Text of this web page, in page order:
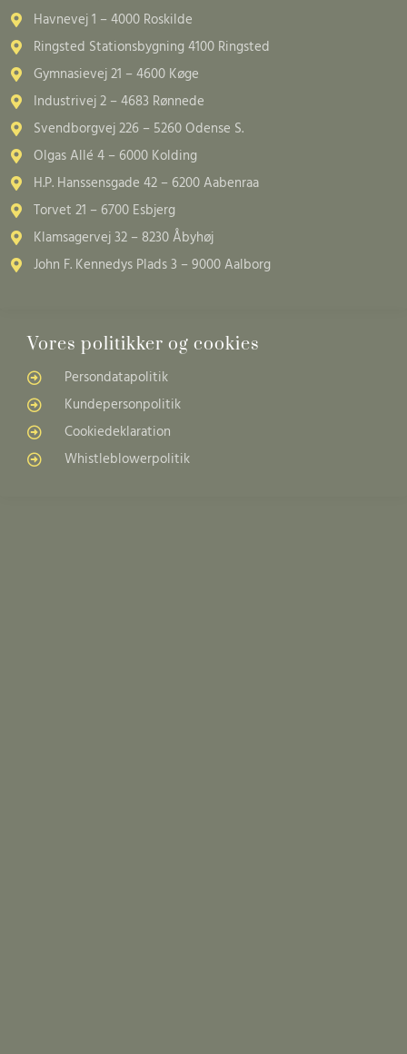
Havnevej 1 – 4000 Roskilde
Ringsted Stationsbygning 4100 Ringsted
Gymnasievej 21 – 4600 Køge
Industrivej 2 – 4683 Rønnede
Svendborgvej 226 – 5260 Odense S.
Olgas Allé 4 – 6000 Kolding
H.P. Hanssensgade 42 – 6200 Aabenraa
Torvet 21 – 6700 Esbjerg
Klamsagervej 32 – 8230 Åbyhøj
John F. Kennedys Plads 3 – 9000 Aalborg
Vores politikker og cookies
Persondatapolitik
Kundepersonpolitik
Cookiedeklaration
Whistleblowerpolitik